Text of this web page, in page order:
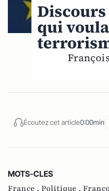
qui
Écoutez cet article0:00min
MOTS-CLES
France , Politique ,